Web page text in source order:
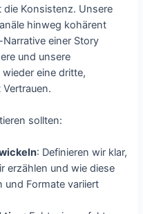
die Konsistenz. Unsere
hinweg kohärent
einer Story
und unsere
eine dritte,
sollten:
: Definieren wir klar,
erzählen und wie diese
und Formate variiert